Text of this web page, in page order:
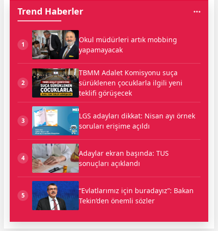
Trend Haberler
1
Okul müdürleri artık mobbing
yapamayacak
2
TBMM Adalet Komisyonu suça
sürüklenen çocuklarla ilgili yeni
teklifi görüşecek
3
LGS adayları dikkat: Nisan ayı örnek
soruları erişime açıldı
4
Adaylar ekran başında: TUS
sonuçları açıklandı
5
“Evlatlarımız için buradayız”: Bakan
Tekin’den önemli sözler